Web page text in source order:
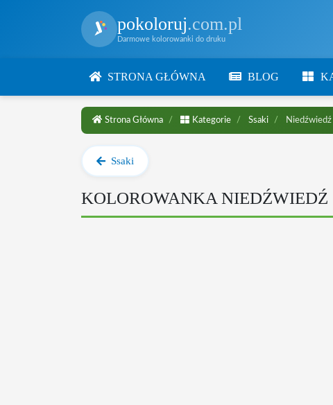
pokoloruj.com.pl
Darmowe kolorowanki do druku
STRONA GŁÓWNA BLOG
Strona Główna Kategorie Ssaki Niedźwiedź
Ssaki
KOLOROWANKA NIEDŹWIEDŹ